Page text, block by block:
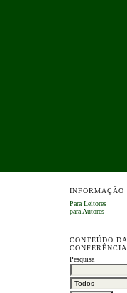
INFORMAÇÃO
Para Leitores
para Autores
CONTEÚDO DA
CONFERÊNCIA
Pesquisa